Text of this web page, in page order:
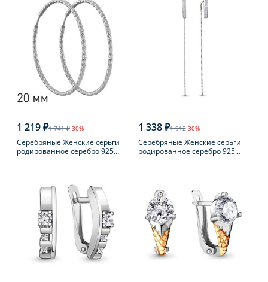
1 219 ₽1 741 ₽-30%
Серебряные Женские серьги
родированное серебро 925
1 338 ₽1 912-30%
Серебряные Женские серьги
родированное серебро 925